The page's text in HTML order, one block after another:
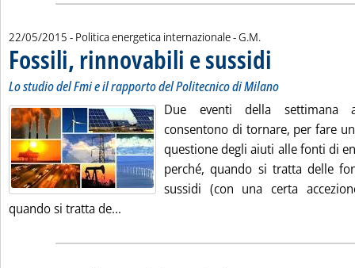
22/05/2015 - Politica energetica internazionale -di:
G.M.
Fossili, rinnovabili e sussidi
Lo studio del Fmi e il rapporto del Politecnico di Milano
Due eventi della settimana
consentono di tornare, per fare
questione degli aiuti alle fonti di
perché, quando si tratta delle
sussidi (con una certa
quando si tratta de...